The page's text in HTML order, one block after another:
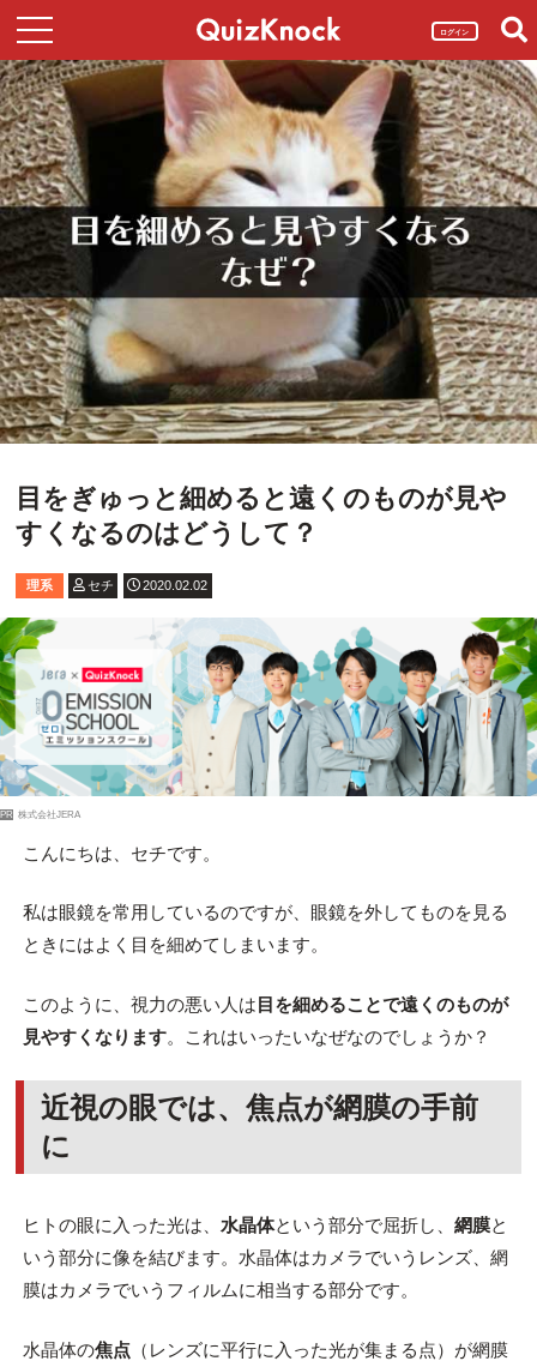
ログイン
目をぎゅっと細めると遠くのものが見や
すくなるのはどうして？
理系 セチ 2020.02.02
PR 株式会社JERA
こんにちは、セチです。
私は眼鏡を常用しているのですが、眼鏡を外してものを見る
ときにはよく目を細めてしまいます。
このように、視力の悪い人は 目を細めることで遠くのものが
見やすくなります。これはいったいなぜなのでしょうか？
近視の眼では、焦点が網膜の手前
に
ヒトの眼に入った光は、 水晶体という部分で屈折し、 網膜と
いう部分に像を結びます。水晶体はカメラでいうレンズ、網
膜はカメラでいうフィルムに相当する部分です。
水晶体の焦点（レンズに平行に入った光が集まる点）が網膜